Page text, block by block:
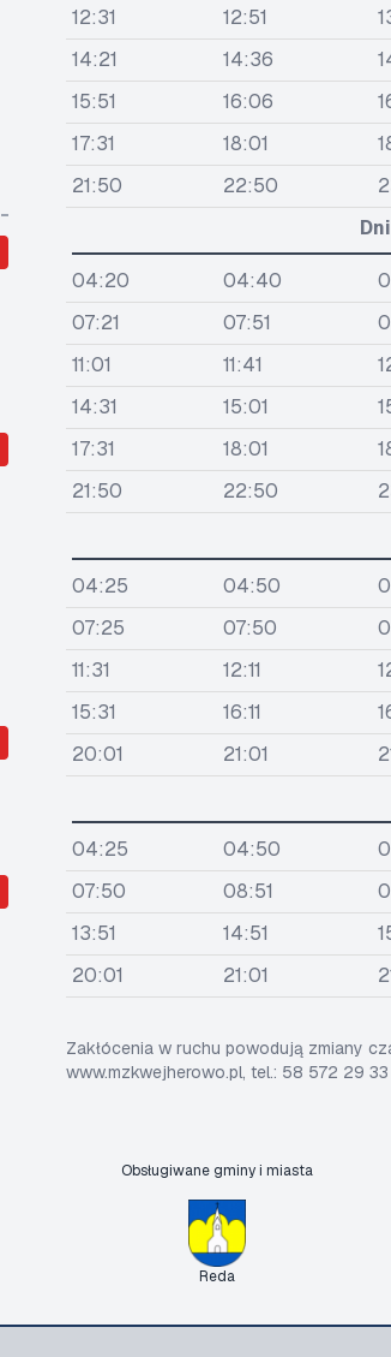
12:31
12:51
14:21
14:36
15:51
16:06
17:31
18:01
21:50
22:50
04:20 04:40
07:21
07:51
11:01
11:41
14:31
15:01
17:31
18:01
21:50
22:50
04:25 04:50
07:25
07:50
11:31
12:11
15:31
16:11
20:01
21:01
04:25 04:50
07:50
08:51
13:51
14:51
20:01
21:01
Zakłócenia w ruchu powodują zmiany
www.mzkwejherowo.pl, tel.: 58 572 29 33
Obsługiwane gminy i miasta
Reda